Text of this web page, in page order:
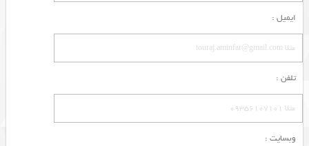
ایمیل :
تلفن :
وبسایت :